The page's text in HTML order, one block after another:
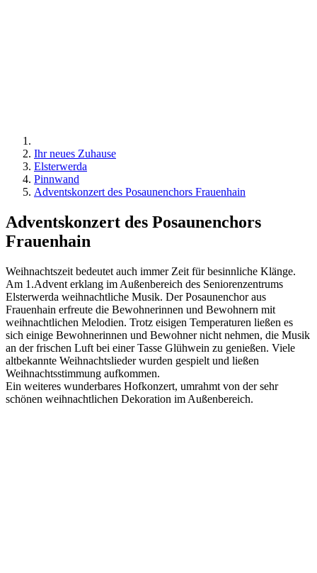
Ihr neues Zuhause
Elsterwerda
Pinnwand
Adventskonzert des Posaunenchors Frauenhain
Adventskonzert des Posaunenchors
Frauenhain
Weihnachtszeit bedeutet auch immer Zeit für besinnliche Klänge.
Am 1.Advent erklang im Außenbereich des Seniorenzentrums
Elsterwerda weihnachtliche Musik. Der Posaunenchor aus
Frauenhain erfreute die Bewohnerinnen und Bewohnern mit
weihnachtlichen Melodien. Trotz eisigen Temperaturen ließen es
sich einige Bewohnerinnen und Bewohner nicht nehmen, die Musik
an der frischen Luft bei einer Tasse Glühwein zu genießen. Viele
altbekannte Weihnachtslieder wurden gespielt und ließen
Weihnachtsstimmung aufkommen.
Ein weiteres wunderbares Hofkonzert, umrahmt von der sehr
schönen weihnachtlichen Dekoration im Außenbereich.